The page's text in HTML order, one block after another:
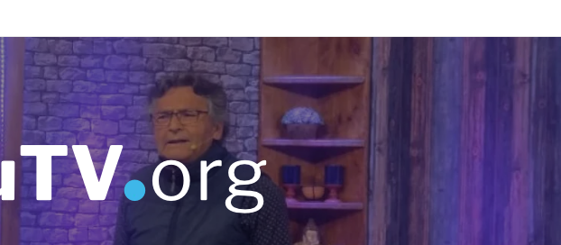
una salida a la crisis que golpea a los salineros de Cáhuil
para construir un ecosistema de conectividad
en Pichilemu